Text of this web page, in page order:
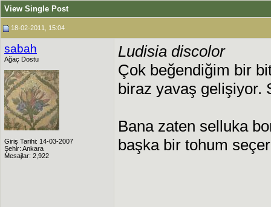
View Single Post
18-02-2011, 15:04
sabah
Ağaç Dostu
Giriş Tarihi: 14-03-2007
Şehir: Ankara
Mesajlar: 2,922
Ludisia discolor
Çok beğendiğim bir
biraz yavaş gelişiyor.
Bana zaten selluka
başka bir tohum